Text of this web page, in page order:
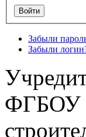
Забыли
Забыли
ФГБОУ